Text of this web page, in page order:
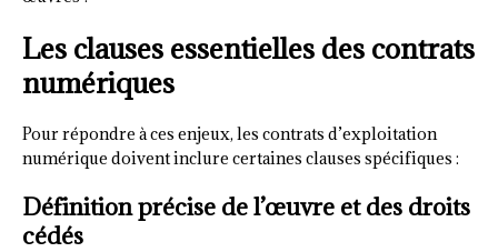
Les clauses essentielles des contrats
numériques
Pour répondre à ces enjeux, les contrats d’exploitation
numérique doivent inclure certaines clauses spécifiques :
Définition précise de l’œuvre et des droits
cédés